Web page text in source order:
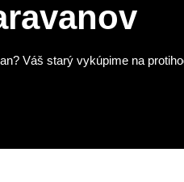
Váš starý vykúpime na